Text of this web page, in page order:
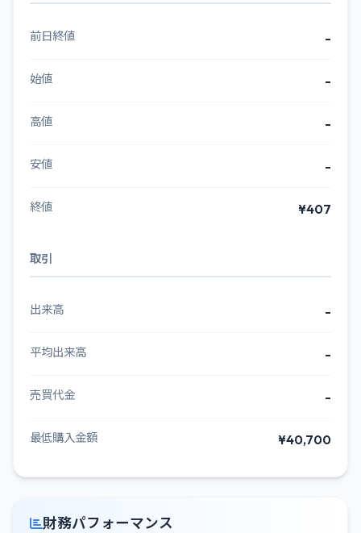
前日終値 -
始値 -
高値 -
安値 -
終値 ¥407
取引
出来高 -
平均出来高 -
売買代金 -
最低購入金額 ¥40,700
財務パフォーマンス